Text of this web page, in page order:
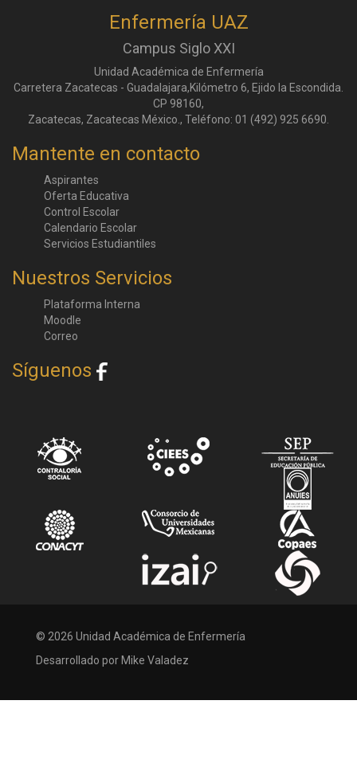
Enfermería UAZ
Campus Siglo XXI
Unidad Académica de Enfermería
Carretera Zacatecas - Guadalajara,Kilómetro 6, Ejido la Escondida.
CP 98160,
Zacatecas, Zacatecas México., Teléfono: 01 (492) 925 6690.
Mantente en contacto
Aspirantes
Oferta Educativa
Control Escolar
Calendario Escolar
Servicios Estudiantiles
Nuestros Servicios
Plataforma Interna
Moodle
Correo
Síguenos
© 2026 Unidad Académica de Enfermería
Desarrollado por Mike Valadez